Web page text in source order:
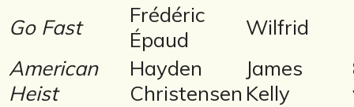
Go Fast
Frédéric
Épaud
Wilfrid
American
Heist
Hayden
Christensen
James
Kelly